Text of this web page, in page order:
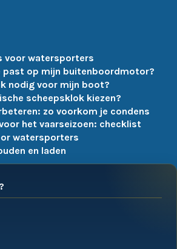
voor watersporters
past op mijn buitenboordmotor?
nodig voor mijn boot?
scheepsklok kiezen?
zo voorkom je condens
het vaarseizoen: checklist
watersporters
en laden